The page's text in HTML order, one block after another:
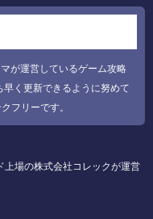
が運営しているゲーム攻略
く更新できるように努めて
フリーです。
上場の株式会社コレックが運営